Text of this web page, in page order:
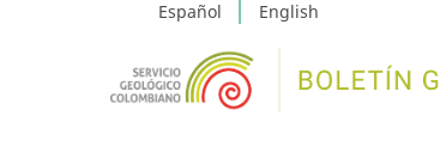
Español English